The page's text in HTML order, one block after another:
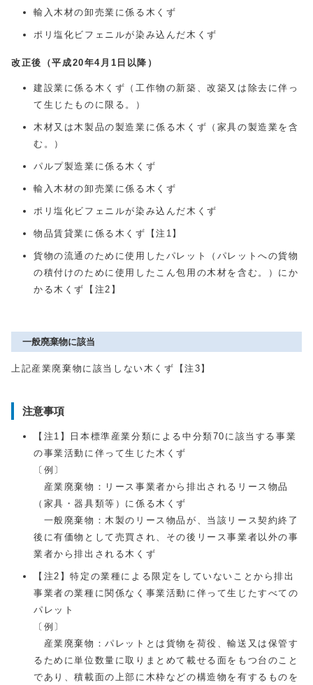
輸入木材の卸売業に係る木くず
ポリ塩化ビフェニルが染み込んだ木くず
改正後（平成20年4月1日以降）
建設業に係る木くず（工作物の新築、改築又は除去に伴っ
て生じたものに限る。）
木材又は木製品の製造業に係る木くず（家具の製造業を含
む。）
パルプ製造業に係る木くず
輸入木材の卸売業に係る木くず
ポリ塩化ビフェニルが染み込んだ木くず
物品賃貸業に係る木くず【注1】
貨物の流通のために使用したパレット（パレットへの貨物
の積付けのために使用したこん包用の木材を含む。）にか
かる木くず【注2】
一般廃棄物に該当
上記産業廃棄物に該当しない木くず【注3】
注意事項
【注1】日本標準産業分類による中分類70に該当する事業
の事業活動に伴って生じた木くず
〔例〕
産業廃棄物：リース事業者から排出されるリース物品
（家具・器具類等）に係る木くず
一般廃棄物：木製のリース物品が、当該リース契約終了
後に有価物として売買され、その後リース事業者以外の事
業者から排出される木くず
【注2】特定の業種による限定をしていないことから排出
事業者の業種に関係なく事業活動に伴って生じたすべての
パレット
〔例〕
産業廃棄物：パレットとは貨物を荷役、輸送又は保管す
るために単位数量に取りまとめて載せる面をもつ台のこと
であり、積載面の上部に木枠などの構造物を有するものを